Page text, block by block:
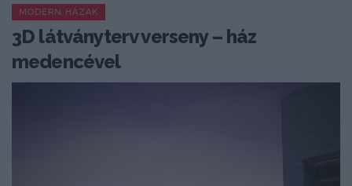
MODERN HÁZAK
3D látványterv verseny – ház
medencével